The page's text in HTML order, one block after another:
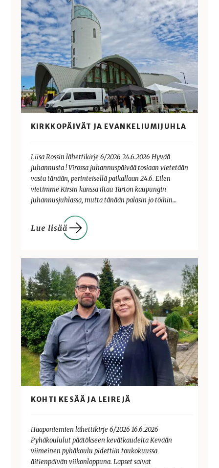
KIRKKOPÄIVÄT JA EVANKELIUMIJUHLA
Liisa Rossin lähettikirje 6/2026 24.6.2026 Hyvää
juhannusta ! Virossa juhannuspäivää tosiaan vietetään
vasta tänään, perinteisellä paikallaan 24.6. Eilen
vietimme Kirsin kanssa iltaa Tarton kaupungin
juhannusjuhlassa, mutta tänään palasin jo töihin…
KOHTI KESÄÄ JA LEIREJÄ
Haaponiemien lähettikirje 6/2026 16.6.2026
Pyhäkoululut päätökseen kevätkaudelta Kevään
viimeinen pyhäkoulu pidettiin toukokuussa
äitienpäivän viikonloppuna. Lapset saivat